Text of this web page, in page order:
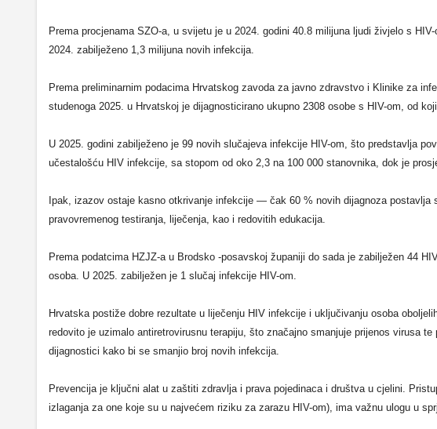
Prema procjenama SZO-a, u svijetu je u 2024. godini 40.8 milijuna ljudi živjelo s
2024. zabilježeno 1,3 milijuna novih infekcija.
Prema preliminarnim podacima Hrvatskog zavoda za javno zdravstvo i Klinike za
studenoga 2025. u Hrvatskoj je dijagnosticirano ukupno 2308 osobe s HIV-om, od
U 2025. godini zabilježeno je 99 novih slučajeva infekcije HIV-om, što predstavlja
učestalošću HIV infekcije, sa stopom od oko 2,3 na 100 000 stanovnika, dok je
Ipak, izazov ostaje kasno otkrivanje infekcije — čak 60 % novih dijagnoza
pravovremenog testiranja, liječenja, kao i redovitih edukacija.
Prema podatcima HZJZ-a u Brodsko -posavskoj županiji do sada je zabilježen 44
osoba. U 2025. zabilježen je 1 slučaj infekcije HIV-om.
Hrvatska postiže dobre rezultate u liječenju HIV infekcije i uključivanju osoba
redovito je uzimalo antiretrovirusnu terapiju, što značajno smanjuje prijenos virusa
dijagnostici kako bi se smanjio broj novih infekcija.
Prevencija je ključni alat u zaštiti zdravlja i prava pojedinaca i društva u cjelini.
izlaganja za one koje su u najvećem riziku za zarazu HIV-om), ima važnu ulogu u